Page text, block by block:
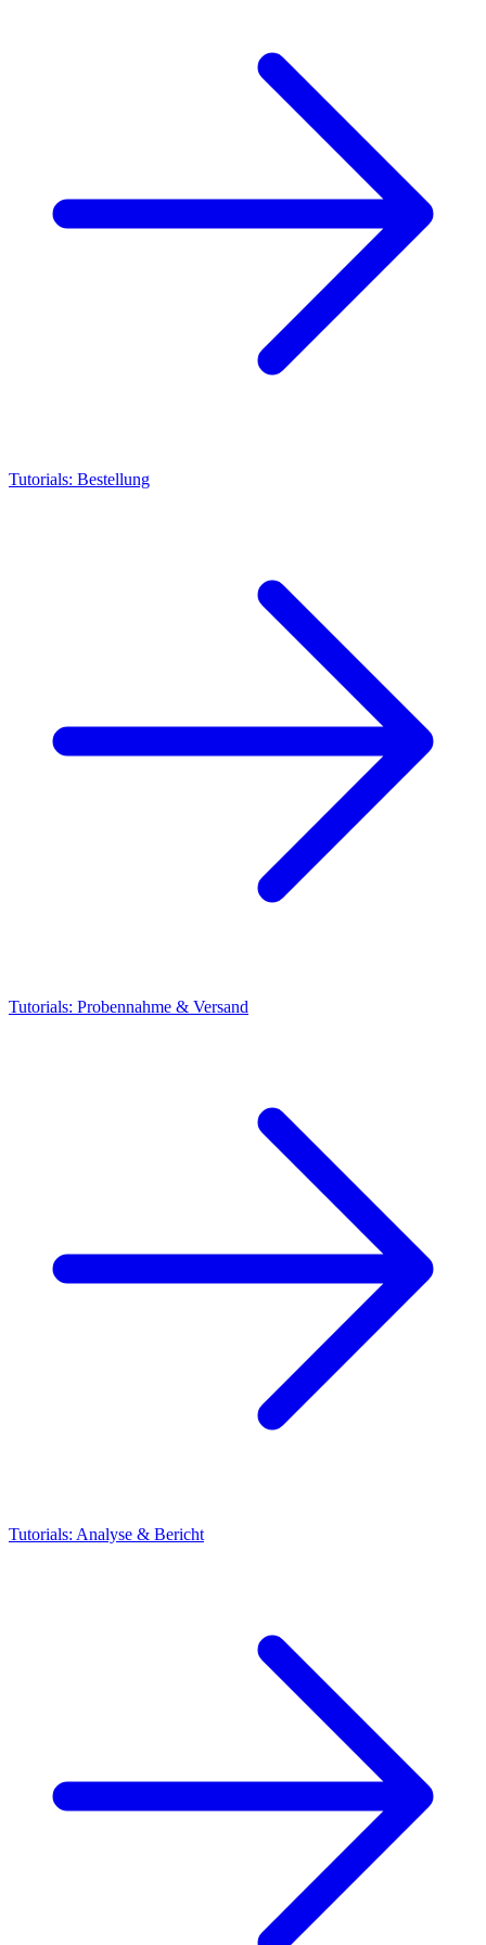
Tutorials: Bestellung
Tutorials: Probennahme & Versand
Tutorials: Analyse & Bericht